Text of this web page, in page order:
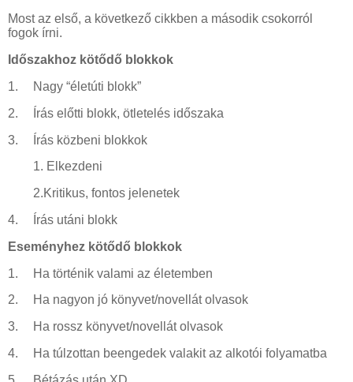
Most az első, a következő cikkben a második csokorról
fogok írni.
Időszakhoz kötődő blokkok
1.
Nagy “életúti blokk”
2.
Írás előtti blokk, ötletelés időszaka
3.
Írás közbeni blokkok
1. Elkezdeni
2.Kritikus, fontos jelenetek
4.
Írás utáni blokk
Eseményhez kötődő blokkok
1.
Ha történik valami az életemben
2.
Ha nagyon jó könyvet/novellát olvasok
3.
Ha rossz könyvet/novellát olvasok
4.
Ha túlzottan beengedek valakit az alkotói folyamatba